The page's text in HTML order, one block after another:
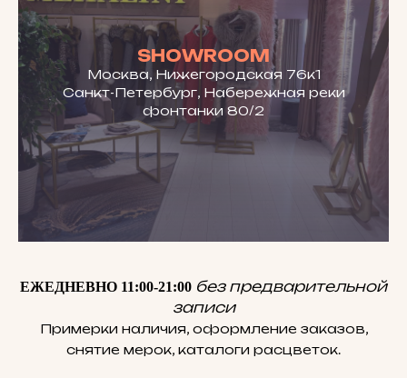
SHOWROOM
Москва, Нижегородская 76к1
Санкт-Петербург, Набережная реки
фонтанки 80/2
ЕЖЕДНЕВНО 11:00-21:00 без предварительной
записи
Примерки наличия, оформление заказов,
снятие мерок, каталоги расцветок.